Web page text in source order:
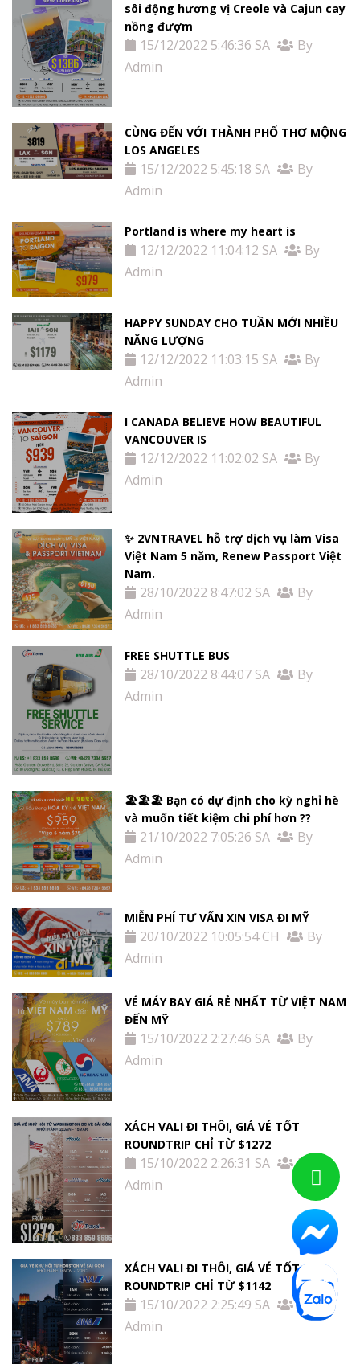
sôi động hương vị Creole và Cajun cay
nồng đượm
15/12/2022 5:46:36 SA
By
Admin
CÙNG ĐẾN VỚI THÀNH PHỐ THƠ MỘNG
LOS ANGELES
15/12/2022 5:45:18 SA
By
Admin
Portland is where my heart is
12/12/2022 11:04:12 SA
By
Admin
HAPPY SUNDAY CHO TUẦN MỚI NHIỀU
NĂNG LƯỢNG
12/12/2022 11:03:15 SA
By
Admin
I CANADA BELIEVE HOW BEAUTIFUL
VANCOUVER IS
12/12/2022 11:02:02 SA
By
Admin
✨ 2VNTRAVEL hỗ trợ dịch vụ làm Visa
Việt Nam 5 năm, Renew Passport Việt
Nam.
28/10/2022 8:47:02 SA
By
Admin
FREE SHUTTLE BUS
28/10/2022 8:44:07 SA
By
Admin
🏖🏖🏖 Bạn có dự định cho kỳ nghỉ hè
và muốn tiết kiệm chi phí hơn ??
21/10/2022 7:05:26 SA
By
Admin
MIỄN PHÍ TƯ VẤN XIN VISA ĐI MỸ
20/10/2022 10:05:54 CH
By
Admin
VÉ MÁY BAY GIÁ RẺ NHẤT TỪ VIỆT NAM
ĐẾN MỸ
15/10/2022 2:27:46 SA
By
Admin
XÁCH VALI ĐI THÔI, GIÁ VÉ TỐT
ROUNDTRIP CHỈ TỪ $1272
15/10/2022 2:26:31 SA
By
Admin
XÁCH VALI ĐI THÔI, GIÁ VÉ TỐT
ROUNDTRIP CHỈ TỪ $1142
15/10/2022 2:25:49 SA
By
Admin